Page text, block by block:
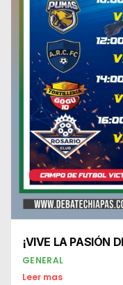
¡VIVE LA PASIÓN
GENERAL
Leer mas